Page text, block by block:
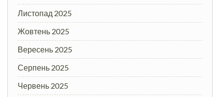
Листопад 2025
Жовтень 2025
Вересень 2025
Серпень 2025
Червень 2025